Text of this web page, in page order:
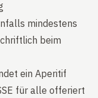
mindestens
beim
ein Aperitif
für alle offeriert